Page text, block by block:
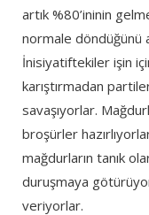
artık %80’ininin
normale döndüğünü
İnisiyatiftekiler işin
karıştırmadan
savaşıyorlar.
broşürler
mağdurların tanık
duruşmaya
veriyorlar.